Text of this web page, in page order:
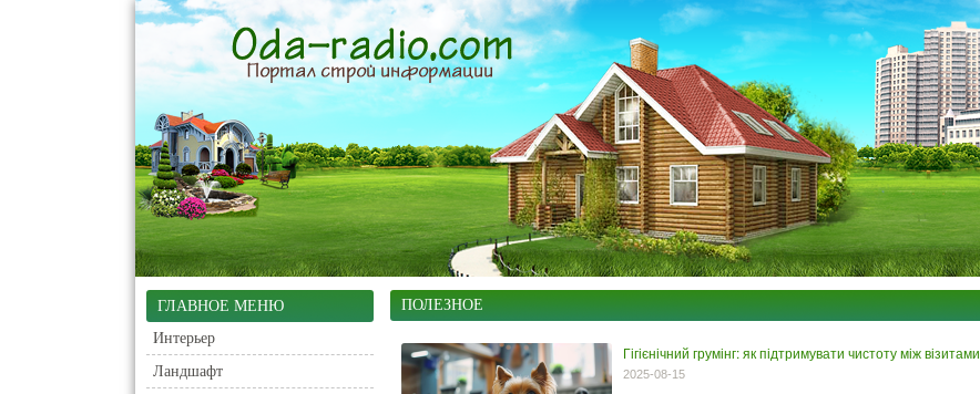
ГЛАВНОЕ МЕНЮ
Интерьер
Ландшафт
ПОЛЕЗНОЕ
Гігієнічний грумінг: як підтримувати чистоту між візитами
2025-08-15